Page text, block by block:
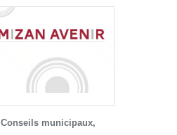
Conseils municipaux,